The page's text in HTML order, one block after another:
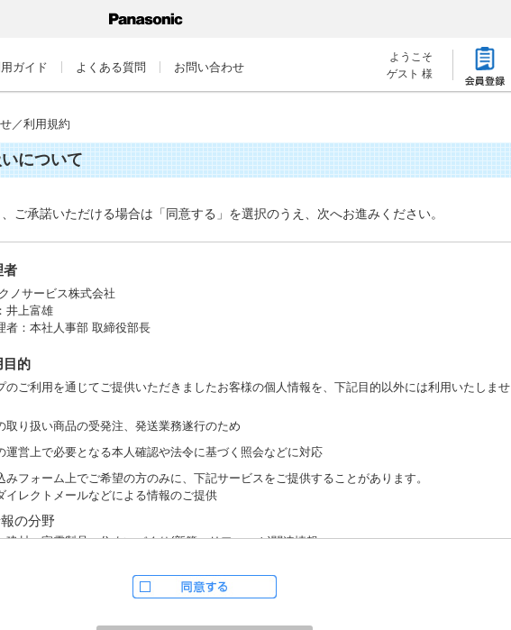
ガイド よくある質問 お問い合わせ
ようこそ
ゲスト 様
／利用規約
について
ご承諾いただける場合は「同意する」を選択のうえ、次へお進みください。
者
ノサービス株式会社
井上富雄
者：本社人事部 取締役部長
目的
のご利用を通じてご提供いただきましたお客様の個人情報を、下記目的以外には利用いたしませ
取り扱い商品の受発注、発送業務遂行のため
運営上で必要となる本人確認や法令に基づく照会などに対応
みフォーム上でご希望の方のみに、下記サービスをご提供することがあります。
イレクトメールなどによる情報のご提供
報の分野
建材、家電製品、住まいづくり(新築・リフォーム)関連情報